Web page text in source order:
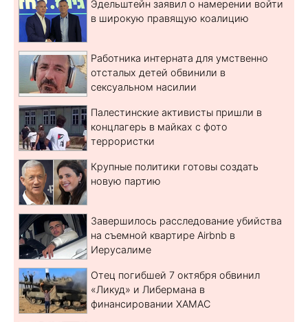
Эдельштейн заявил о намерении войти
в широкую правящую коалицию
Работника интерната для умственно
отсталых детей обвинили в
сексуальном насилии
Палестинские активисты пришли в
концлагерь в майках с фото
террористки
Крупные политики готовы создать
новую партию
Завершилось расследование убийства
на съемной квартире Airbnb в
Иерусалиме
Отец погибшей 7 октября обвинил
«Ликуд» и Либермана в
финансировании ХАМАС